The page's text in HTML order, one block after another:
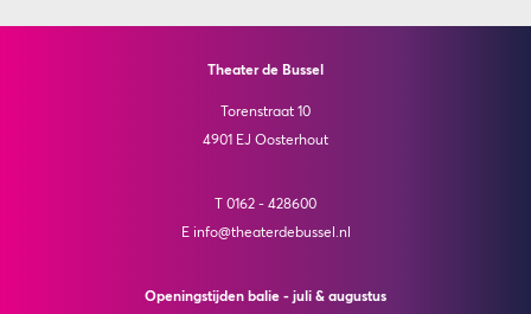
Theater de Bussel
Torenstraat 10
4901 EJ Oosterhout
T 0162 - 428600
E info@theaterdebussel.nl
Openingstijden balie - juli & augustus